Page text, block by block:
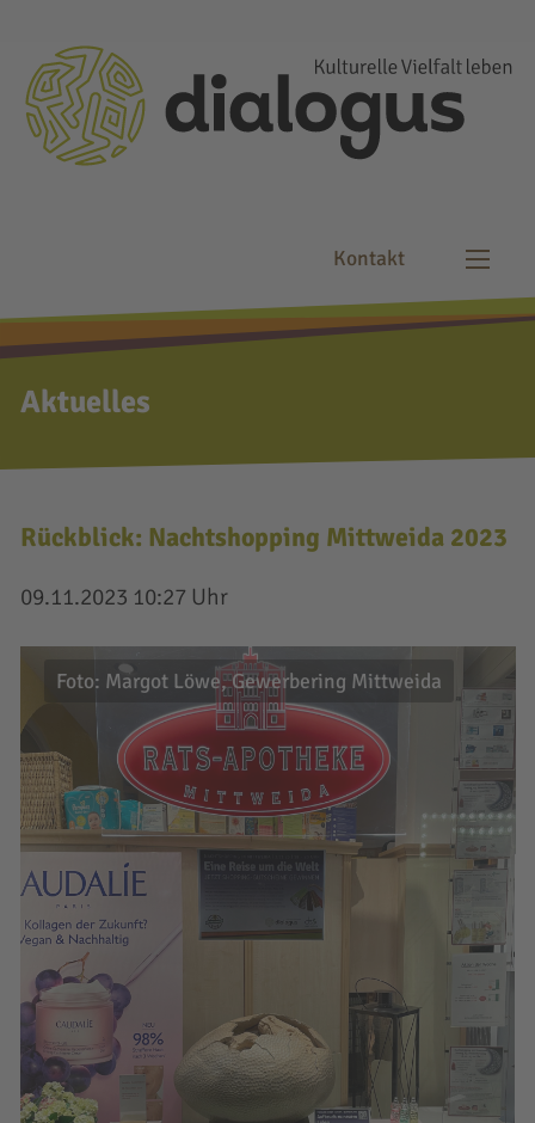
Kontakt
Aktuelles
Rückblick: Nachtshopping Mittweida 2023
09.11.2023 10:27 Uhr
Foto: Margot Löwe, Gewerbering Mittweida